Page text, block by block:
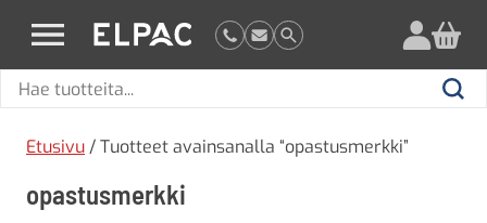
elpac.fi
Hae
Hae
Etusivu / Tuotteet avainsanalla “opastusmerkki”
opastusmerkki